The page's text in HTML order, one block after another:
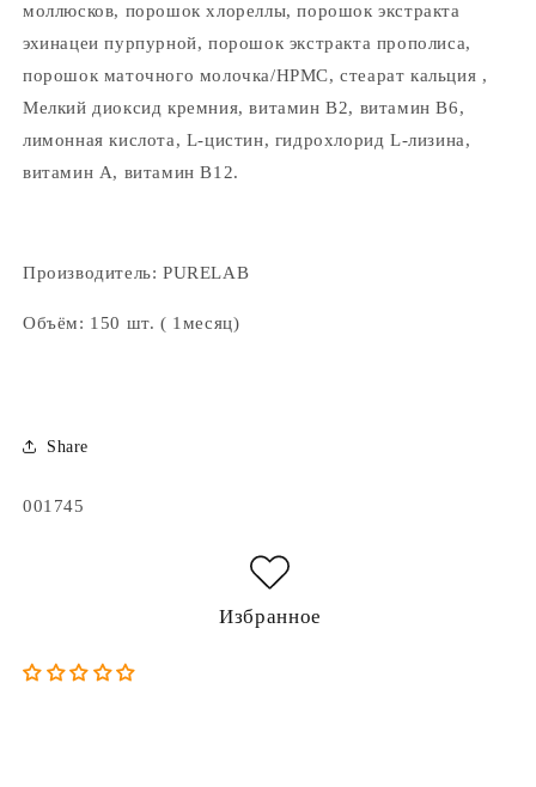
моллюсков, порошок хлореллы, порошок экстракта
эхинацеи пурпурной, порошок экстракта прополиса,
порошок маточного молочка/HPMC, стеарат кальция ,
Мелкий диоксид кремния, витамин B2, витамин B6,
лимонная кислота, L-цистин, гидрохлорид L-лизина,
витамин A, витамин B12.
Производитель: PURELAB
Объём: 150 шт. ( 1месяц)
Share
Артикул:
001745
Избранное